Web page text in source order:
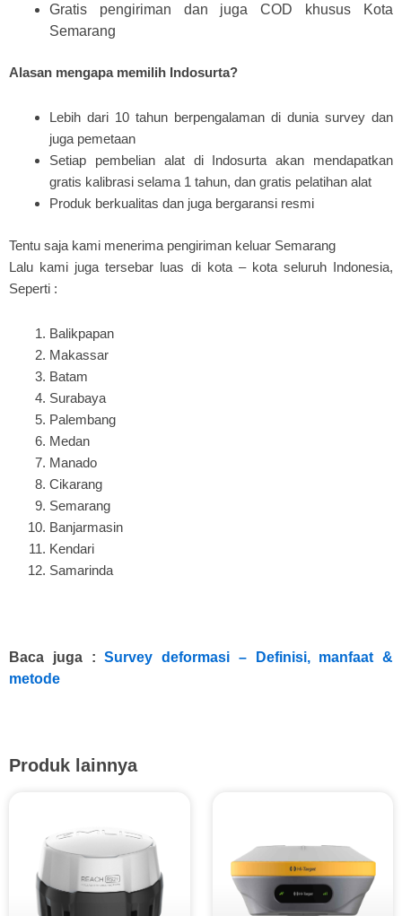
Gratis pengiriman dan juga COD khusus Kota
Semarang
Alasan mengapa memilih Indosurta?
Lebih dari 10 tahun berpengalaman di dunia survey dan
juga pemetaan
Setiap pembelian alat di Indosurta akan mendapatkan
gratis kalibrasi selama 1 tahun, dan gratis pelatihan alat
Produk berkualitas dan juga bergaransi resmi
Tentu saja kami menerima pengiriman keluar Semarang
Lalu kami juga tersebar luas di kota – kota seluruh Indonesia,
Seperti :
Balikpapan
Makassar
Batam
Surabaya
Palembang
Medan
Manado
Cikarang
Semarang
Banjarmasin
Kendari
Samarinda
Baca juga :Survey deformasi – Definisi, manfaat &
metode
Produk lainnya